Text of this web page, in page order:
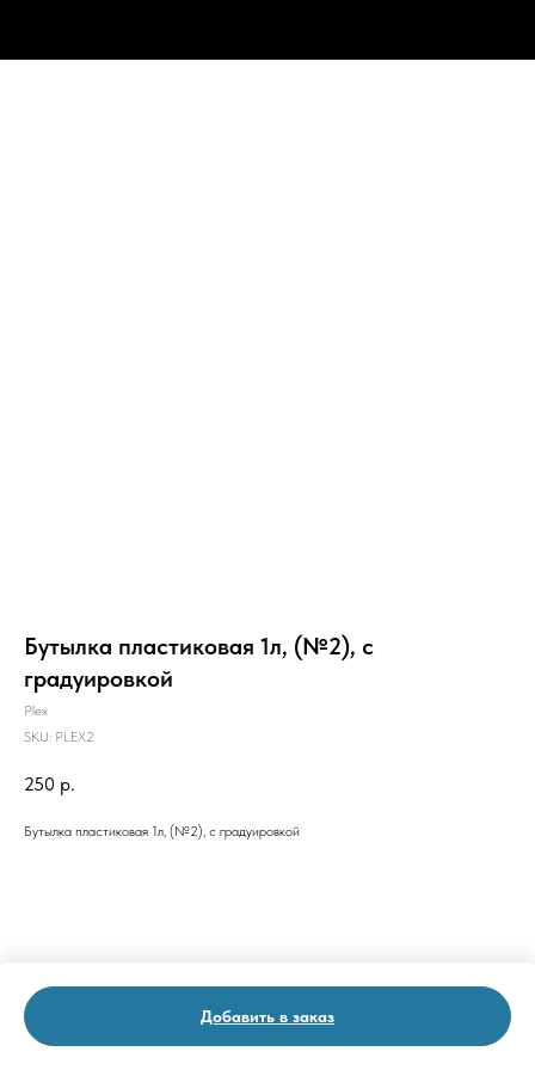
Бутылка пластиковая 1л, (№2), с
градуировкой
Plex
SKU: PLEX2
250 р.
Добавить в заказ
Бутылка пластиковая 1л, (№2), с градуировкой